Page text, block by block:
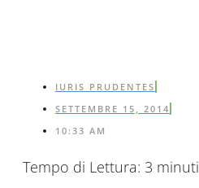
IURIS PRUDENTES
SETTEMBRE 15, 2014
10:33 AM
Tempo di Lettura: 3 minuti